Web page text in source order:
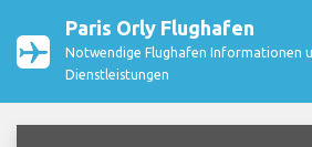
Paris Orly Flughafen
Notwendige Flughafen Informationen
Dienstleistungen